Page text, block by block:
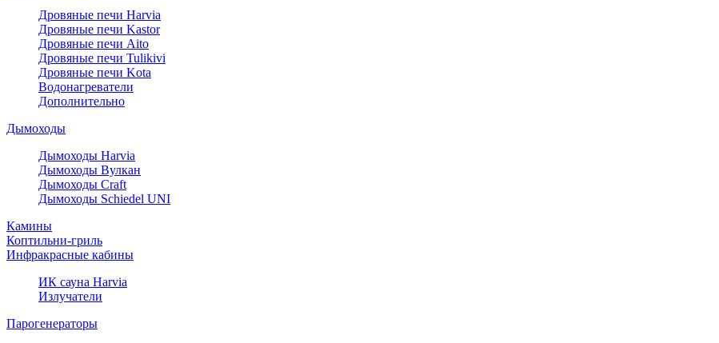
Дровяные печи Harvia
Дровяные печи Kastor
Дровяные печи Aito
Дровяные печи Tulikivi
Дровяные печи Kota
Водонагреватели
Дополнительно
Дымоходы
Дымоходы Harvia
Дымоходы Вулкан
Дымоходы Craft
Дымоходы Schiedel UNI
Камины
Коптильни-гриль
Инфракрасные кабины
ИК сауна Harvia
Излучатели
Парогенераторы